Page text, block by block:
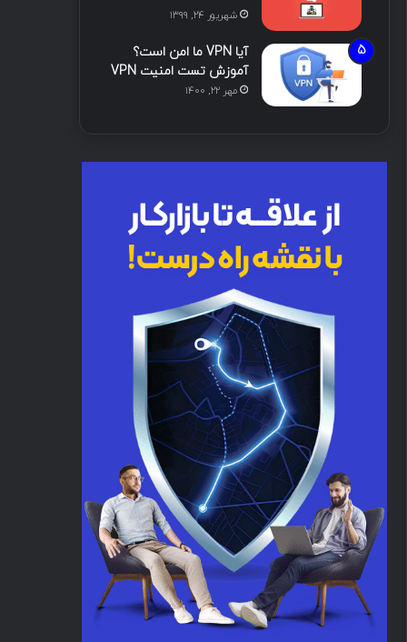
شهریور ۲۴, ۱۳۹۹
آیا VPN ما امن است؟
آموزش تست امنیت VPN
مهر ۲۲, ۱۴۰۰